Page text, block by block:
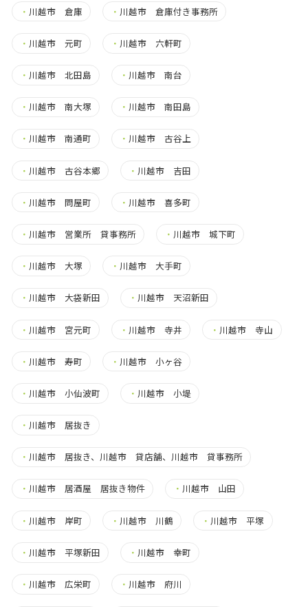
・ 川越市 倉庫 ・ 川越市 倉庫付き事務所
・ 川越市 元町 ・ 川越市 六軒町
・ 川越市 北田島 ・ 川越市 南台
・ 川越市 南大塚 ・ 川越市 南田島
・ 川越市 南通町 ・ 川越市 古谷上
・ 川越市 古谷本郷 ・ 川越市 吉田
・ 川越市 問屋町 ・ 川越市 喜多町
・ 川越市 営業所 貸事務所 ・ 川越市 城下町
・ 川越市 大塚 ・ 川越市 大手町
・ 川越市 大袋新田 ・ 川越市 天沼新田
・ 川越市 宮元町 ・ 川越市 寺井 ・ 川越市 寺山
・ 川越市 寿町 ・ 川越市 小ヶ谷
・ 川越市 小仙波町 ・ 川越市 小堤
・ 川越市 居抜き
・ 川越市 居抜き、川越市 貸店舗、川越市 貸事務所
・ 川越市 居酒屋 居抜き物件 ・ 川越市 山田
・ 川越市 岸町 ・ 川越市 川鶴 ・ 川越市 平塚
・ 川越市 平塚新田 ・ 川越市 幸町
・ 川越市 広栄町 ・ 川越市 府川